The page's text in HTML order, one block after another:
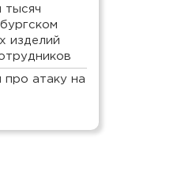
тысяч
изделий
про атаку на